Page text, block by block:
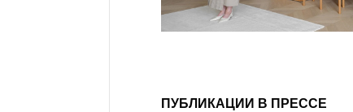
ПУБЛИКАЦИИ В ПРЕССЕ